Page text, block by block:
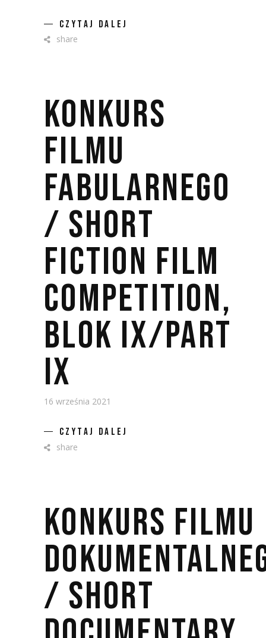
CZYTAJ DALEJ
share
KONKURS
FILMU
FABULARNEGO
/ SHORT
FICTION FILM
COMPETITION,
BLOK IX/PART
IX
16 września 2021
CZYTAJ DALEJ
share
KONKURS FILMU
/ SHORT